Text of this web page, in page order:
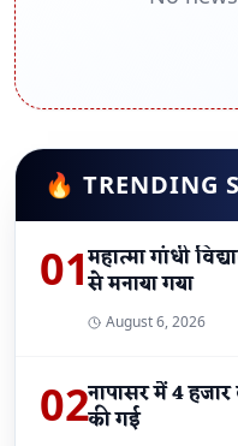
🔥 TRENDING
01महात्मा गांधी
से मनाया गया
August 6, 2026
02नापासर में 4
की गई